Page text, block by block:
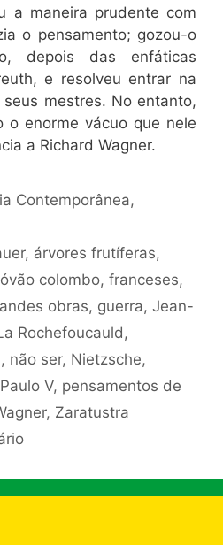
a maneira prudente com
o pensamento; gozou-o
depois das enfáticas
e resolveu entrar na
mestres. No entanto,
o enorme vácuo que nele
a Richard Wagner.
Contemporânea,
, árvores frutíferas,
colombo, franceses,
obras, guerra, Jean-
Rochefoucauld ,
, não ser, Nietzsche,
Paulo V, pensamentos de
, Zaratustra